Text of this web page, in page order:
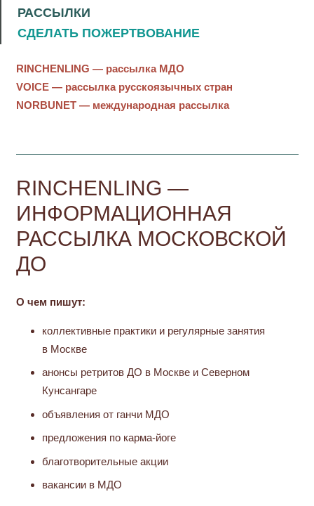
РАССЫЛКИ
СДЕЛАТЬ ПОЖЕРТВОВАНИЕ
RINCHENLING — рассылка МДО
VOICE — рассылка русскоязычных стран
NORBUNET — международная рассылка
RINCHENLING —
ИНФОРМАЦИОННАЯ
РАССЫЛКА МОСКОВСКОЙ
ДО
О чем пишут:
коллективные практики и регулярные занятия
в Москве
анонсы ретритов ДО в Москве и Северном
Кунсангаре
объявления от ганчи МДО
предложения по карма-йоге
благотворительные акции
вакансии в МДО